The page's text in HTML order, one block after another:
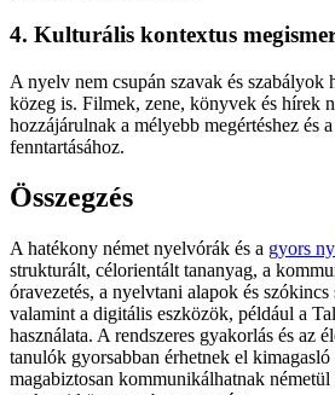
4. Kulturális kontextus
A nyelv nem csupán szavak és szabályok
közeg is. Filmek, zene, könyvek és hírek
hozzájárulnak a mélyebb megértéshez és
fenntartásához.
Összegzés
A hatékony német nyelvórák és a gyors
strukturált, célorientált tananyag, a
óravezetés, a nyelvtani alapok és szókincs
valamint a digitális eszközök, például a
használata. A rendszeres gyakorlás és az
tanulók gyorsabban érhetnek el kimagasló
magabiztosan kommunikálhatnak